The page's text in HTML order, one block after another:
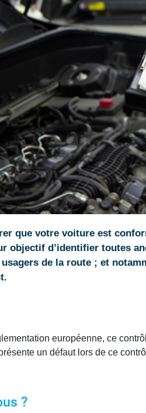
que votre voiture est
objectif d’identifier toutes
de la route ; et
européenne, ce
un défaut lors de ce
?